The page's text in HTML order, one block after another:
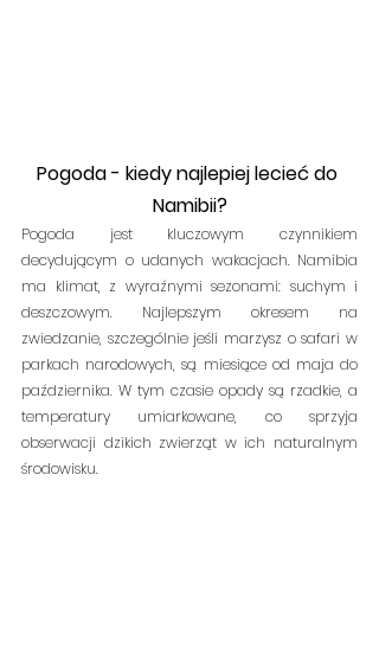
Pogoda - kiedy najlepiej lecieć do
Namibii?
Pogoda jest kluczowym czynnikiem
decydującym o udanych wakacjach. Namibia
ma klimat, z wyraźnymi sezonami: suchym i
deszczowym. Najlepszym okresem na
zwiedzanie, szczególnie jeśli marzysz o safari w
parkach narodowych, są miesiące od maja do
października. W tym czasie opady są rzadkie, a
temperatury umiarkowane, co sprzyja
obserwacji dzikich zwierząt w ich naturalnym
środowisku.